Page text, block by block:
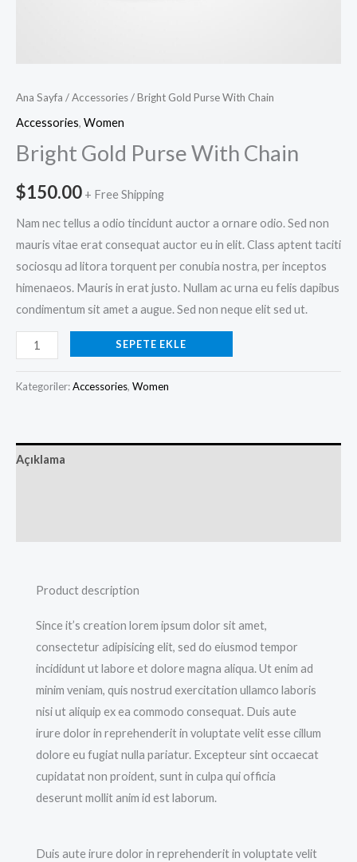
Ana Sayfa /Accessories/ Bright Gold Purse With Chain
Accessories, Women
Bright Gold Purse With Chain
$150.00 + Free Shipping
Nam nec tellus a odio tincidunt auctor a ornare odio. Sed non
mauris vitae erat consequat auctor eu in elit. Class aptent taciti
sociosqu ad litora torquent per conubia nostra, per inceptos
himenaeos. Mauris in erat justo. Nullam ac urna eu felis dapibus
condimentum sit amet a augue. Sed non neque elit sed ut.
SEPETE EKLE
Kategoriler:Accessories, Women
Açıklama
Product description
Since it’s creation lorem ipsum dolor sit amet,
consectetur adipisicing elit, sed do eiusmod tempor
incididunt ut labore et dolore magna aliqua. Ut enim ad
minim veniam, quis nostrud exercitation ullamco laboris
nisi ut aliquip ex ea commodo consequat. Duis aute
irure dolor in reprehenderit in voluptate velit esse cillum
dolore eu fugiat nulla pariatur. Excepteur sint occaecat
cupidatat non proident, sunt in culpa qui officia
deserunt mollit anim id est laborum.
Duis aute irure dolor in reprehenderit in voluptate velit